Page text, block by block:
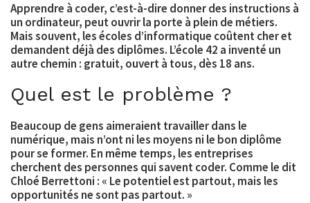
Apprendre à coder, c’est-à-dire donner des instructions à
un ordinateur, peut ouvrir la porte à plein de métiers.
Mais souvent, les écoles d’informatique coûtent cher et
demandent déjà des diplômes. L’école 42 a inventé un
autre chemin : gratuit, ouvert à tous, dès 18 ans.
Quel est le problème ?
Beaucoup de gens aimeraient travailler dans le
numérique, mais n’ont ni les moyens ni le bon diplôme
pour se former. En même temps, les entreprises
cherchent des personnes qui savent coder. Comme le dit
Chloé Berrettoni : « Le potentiel est partout, mais les
opportunités ne sont pas partout. »